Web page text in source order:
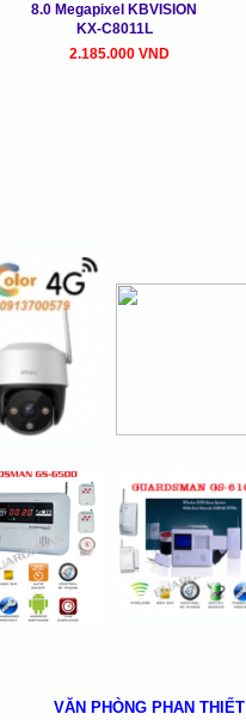
8.0 Megapixel KBVISION
KX-C8011L
2.185.000 VND
VĂN PHÒNG PHAN THIẾT